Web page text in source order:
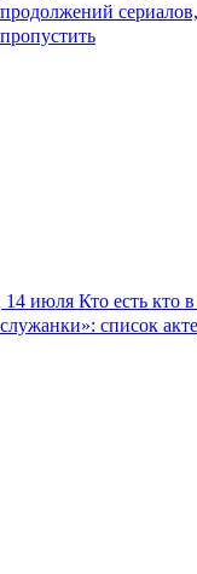
продолжений
пропустить
14 июля Кто есть кто
служанки»: список